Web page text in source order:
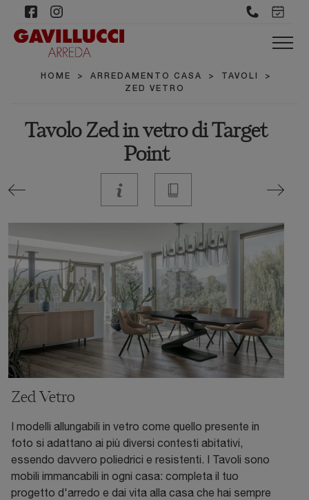
HOME > ARREDAMENTO CASA > TAVOLI
>
ZED VETRO
Tavolo Zed in vetro di Target
Point
Zed Vetro
I modelli allungabili in vetro come quello presente in
foto si adattano ai più diversi contesti abitativi,
essendo davvero poliedrici e resistenti. I Tavoli sono
mobili immancabili in ogni casa: completa il tuo
progetto d'arredo e dai vita alla casa che hai sempre